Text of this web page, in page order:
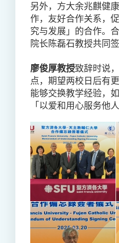
另外，方大余兆麒健
作，友好合作关系，
究与发展」的合作。
院长陈磊石教授共同签
廖俊厚教授致辞时说
点，期望两校日后有
能够交换教学经验，
「以爱和用心服务他人